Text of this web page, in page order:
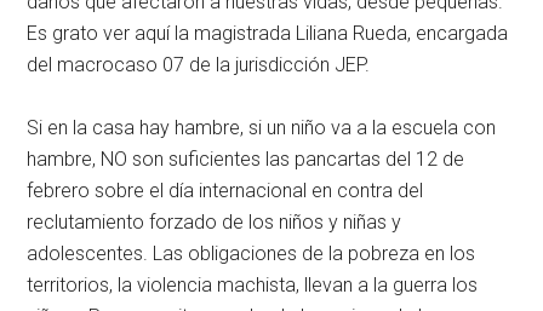
Es grato ver aquí la magistrada Liliana Rueda, encargada
del macrocaso 07 de la jurisdicción JEP.
Si en la casa hay hambre, si un niño va a la escuela con
hambre, NO son suficientes las pancartas del 12 de
febrero sobre el día internacional en contra del
reclutamiento forzado de los niños y niñas y
adolescentes. Las obligaciones de la pobreza en los
territorios, la violencia machista, llevan a la guerra los